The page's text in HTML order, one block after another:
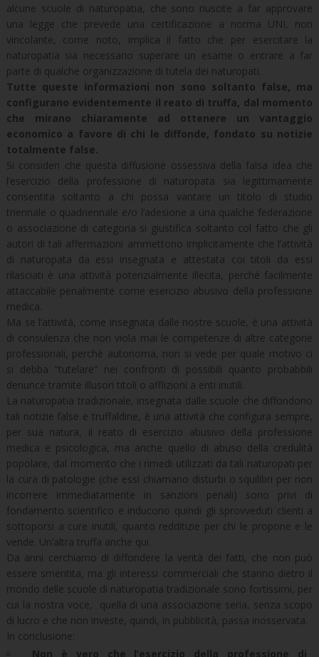
alcune scuole di naturopatia, che sono riuscite a far approvare
una legge che prevede una certificazione a norma UNI, non
vincolante, come noto, implica il fatto che per esercitare la
naturopatia sia necessario superare un esame o entrare a far
parte di qualche organizzazione di tutela dei naturopati.
Tutte queste informazioni non sono soltanto false, ma
configurano evidentemente il reato di truffa, dal momento
che mirano chiaramente ad ottenere un vantaggio
economico a favore di chi le diffonde, fondato su notizie
totalmente false.
Si consideri che questa diffusione ossessiva della falsa idea che
l’esercizio della professione di naturopata sia legittimamente
consentita soltanto a chi possa vantare un titolo di studio
triennale o quadriennale e/o l’adesione a una qualche federazione
o associazione di categoria si giustifica soltanto col fatto che gli
autori di tali affermazioni ammettono implicitamente che l’attività
di naturopata da essi insegnata e attestata coi titoli da essi
rilasciati è una attività potenzialmente illecita, perché facilmente
attaccabile penalmente come esercizio abusivo della professione
medica.
Ma se l’attività, come insegnata dalle nostre scuole, è una attività
di consulenza che non viola mai le competenze di altre categorie
professionali, perchè autonoma, non si vede per quale motivo ci
si debba “tutelare” nei confronti di possibili quanto probabbili
denunce tramite illusori titoli o afflizioni a enti inutili.
La naturopatia tradizionale, insegnata dalle scuole che diffondono
tali notizie false e truffaldine, è una attività che configura sempre,
per sua natura, il reato di esercizio abusivo della professione
medica e psicologica, ma anche quello di abuso della credulità
popolare, dal momento che i rimedi utilizzati da tali naturopati per
la cura di patologie (che essi chiamano disturbi o squilibri per non
incorrere immediatamente in sanzioni penali) sono privi di
fondamento scientifico e inducono quindi gli sprovveduti clienti a
sottoporsi a cure inutili, quanto redditizie per chi le propone e le
vende. Un’altra truffa anche qui.
Da anni cerchiamo di diffondere la verità dei fatti, che non può
essere smentita, ma gli interessi commerciali che stanno dietro il
mondo delle scuole di naturopatia tradizionale sono fortissimi, per
cui la nostra voce, quella di una associazione seria, senza scopo
di lucro e che non investe, quindi, in pubblicità, passa inosservata.
In conclusione:
Non è vero che l’esercizio della professione di